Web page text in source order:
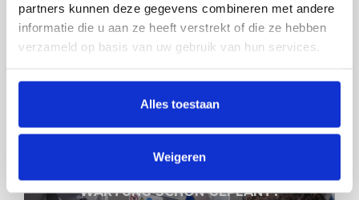
partners kunnen deze gegevens combineren met andere
informatie die u aan ze heeft verstrekt of die ze hebben
verzameld op basis van uw gebruik van hun services.
Alles toestaan
Weigeren
WARTUNG SCHON GEPLANT?